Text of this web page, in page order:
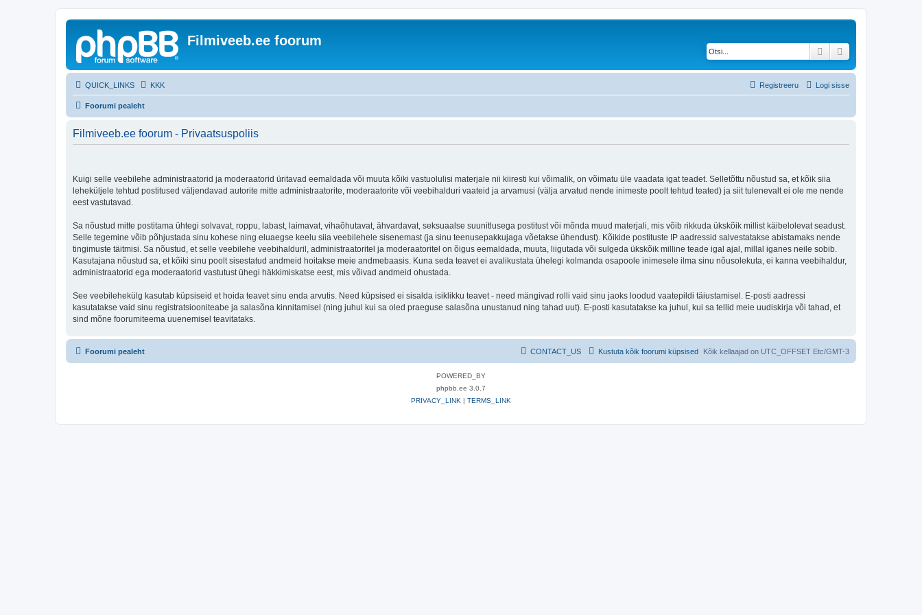
Filmiveeb.ee foorum
Otsi
QUICK_LINKS KKK Logi sisse
Registreeru
Foorumi pealeht
Filmiveeb.ee foorum - Privaatsuspoliis
Kuigi selle veebilehe administraatorid ja moderaatorid üritavad eemaldada või muuta kõiki vastuolulisi materjale nii kiiresti kui võimalik, on võimatu üle vaadata igat teadet. Selletõttu nõustud sa, et kõik siia
leheküljele tehtud postitused väljendavad autorite mitte administraatorite, moderaatorite või veebihalduri vaateid ja arvamusi (välja arvatud nende inimeste poolt tehtud teated) ja siit tulenevalt ei ole me nende
eest vastutavad.
Sa nõustud mitte postitama ühtegi solvavat, roppu, labast, laimavat, vihaõhutavat, ähvardavat, seksuaalse suunitlusega postitust või mõnda muud materjali, mis võib rikkuda ükskõik millist käibelolevat seadust.
Selle tegemine võib põhjustada sinu kohese ning eluaegse keelu siia veebilehele sisenemast (ja sinu teenusepakkujaga võetakse ühendust). Kõikide postituste IP aadressid salvestatakse abistamaks nende
tingimuste täitmisi. Sa nõustud, et selle veebilehe veebihalduril, administraatoritel ja moderaatoritel on õigus eemaldada, muuta, liigutada või sulgeda ükskõik milline teade igal ajal, millal iganes neile sobib.
Kasutajana nõustud sa, et kõiki sinu poolt sisestatud andmeid hoitakse meie andmebaasis. Kuna seda teavet ei avalikustata ühelegi kolmanda osapoole inimesele ilma sinu nõusolekuta, ei kanna veebihaldur,
administraatorid ega moderaatorid vastutust ühegi häkkimiskatse eest, mis võivad andmeid ohustada.
See veebilehekülg kasutab küpsiseid et hoida teavet sinu enda arvutis. Need küpsised ei sisalda isiklikku teavet - need mängivad rolli vaid sinu jaoks loodud vaatepildi täiustamisel. E-posti aadressi
kasutatakse vaid sinu registratsiooniteabe ja salasõna kinnitamisel (ning juhul kui sa oled praeguse salasõna unustanud ning tahad uut). E-posti kasutatakse ka juhul, kui sa tellid meie uudiskirja või tahad, et
sind mõne foorumiteema uuenemisel teavitataks.
Foorumi pealeht Kõik kellaajad on UTC_OFFSET Etc/GMT-3
Kustuta kõik foorumi küpsised
CONTACT_US
POWERED_BY
phpbb.ee 3.0.7
PRIVACY_LINK | TERMS_LINK